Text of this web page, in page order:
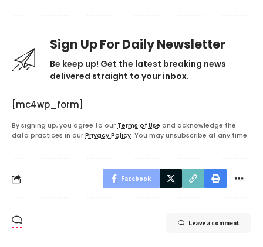
Sign Up For Daily Newsletter
Be keep up! Get the latest breaking news
delivered straight to your inbox.
[mc4wp_form]
By signing up, you agree to our Terms of Use and acknowledge the
data practices in our Privacy Policy. You may unsubscribe at any time.
Facebook
Leave a comment